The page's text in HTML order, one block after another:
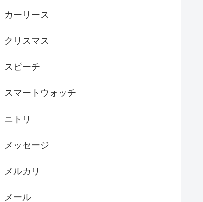
カーリース
クリスマス
スピーチ
スマートウォッチ
ニトリ
メッセージ
メルカリ
メール